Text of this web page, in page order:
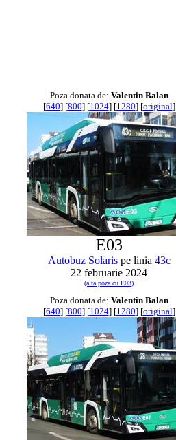
Poza donata de: Valentin Balan
[640] [800] [1024] [1280] [original]
E03
Autobuz Solarispe linia 43c
22 februarie 2024
(alta poza cu E03)
Poza donata de: Valentin Balan
[640] [800] [1024] [1280] [original]